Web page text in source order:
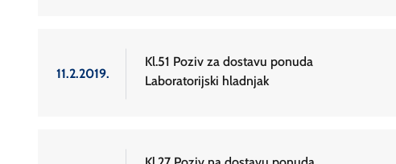
11.2.2019.
Kl.51 Poziv za dostavu ponuda
Laboratorijski hladnjak